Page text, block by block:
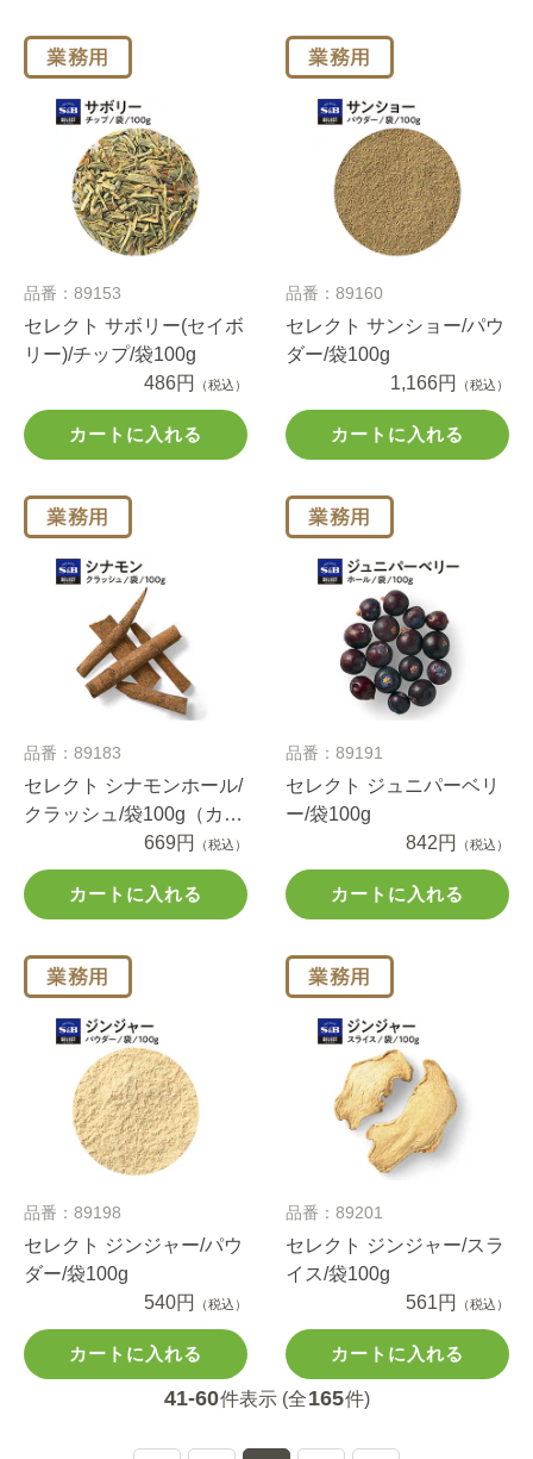
品番：89153
セレクト サボリー(セイボ
リー)/チップ/袋100g
486円
（税込）
カートに入れる
品番：89160
セレクト サンショー/パウ
ダー/袋100g
1,166円
（税込）
カートに入れる
品番：89183
セレクト シナモンホール/
クラッシュ/袋100g（カシ
669円 （税込）
カートに入れる
品番：89191
セレクト ジュニパーベリ
ー/袋100g
842円
（税込）
カートに入れる
品番：89198
セレクト ジンジャー/パウ
ダー/袋100g
540円
（税込）
カートに入れる
品番：89201
セレクト ジンジャー/スラ
イス/袋100g
561円
（税込）
カートに入れる
41-60件表示 (全165件)